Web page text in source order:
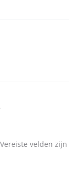
Vereiste velden zijn